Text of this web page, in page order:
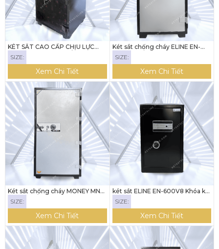
KÉT SẮT CAO CẤP CHỊU LỰC
SIZE:
Xem Chi Tiết
Két sắt chống cháy ELINE EN-
SIZE:
Xem Chi Tiết
Két sắt chống cháy MONEY MNS-
SIZE:
Xem Chi Tiết
két sắt ELINE EN-600V8 Khóa kết
nối được với dt
SIZE:
Xem Chi Tiết